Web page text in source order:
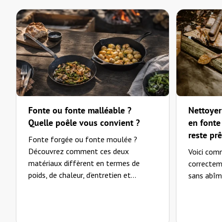
Alles bestens
"Alles bestens"
—Karsten N.(5/5)
Ausgezeichnet
"Ersatzteil von ausgezeichneter Qualität. Leider wurde das Glas durch den
Adolf F.(5/5)
Super
"Super Lichtverteilung! Angenehm"
Max H.(5/5)
Sehr gleichmäßiges, wärmeres
Fonte ou fonte malléable ?
Quelle poêle vous convient ?
Fonte forgée ou fonte moulée ?
Découvrez comment ces deux
matériaux diffèrent en termes de
poids, de chaleur, d’entretien et...
en fonte
reste
Voici
sans